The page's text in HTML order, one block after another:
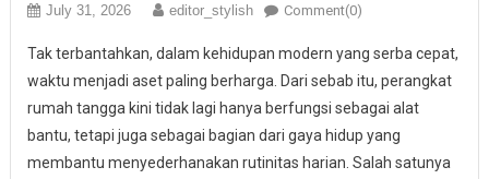
July 31, 2026 editor_stylish Comment(0)
Tak terbantahkan, dalam kehidupan modern yang serba cepat,
waktu menjadi aset paling berharga. Dari sebab itu, perangkat
rumah tangga kini tidak lagi hanya berfungsi sebagai alat
bantu, tetapi juga sebagai bagian dari gaya hidup yang
membantu menyederhanakan rutinitas harian. Salah satunya